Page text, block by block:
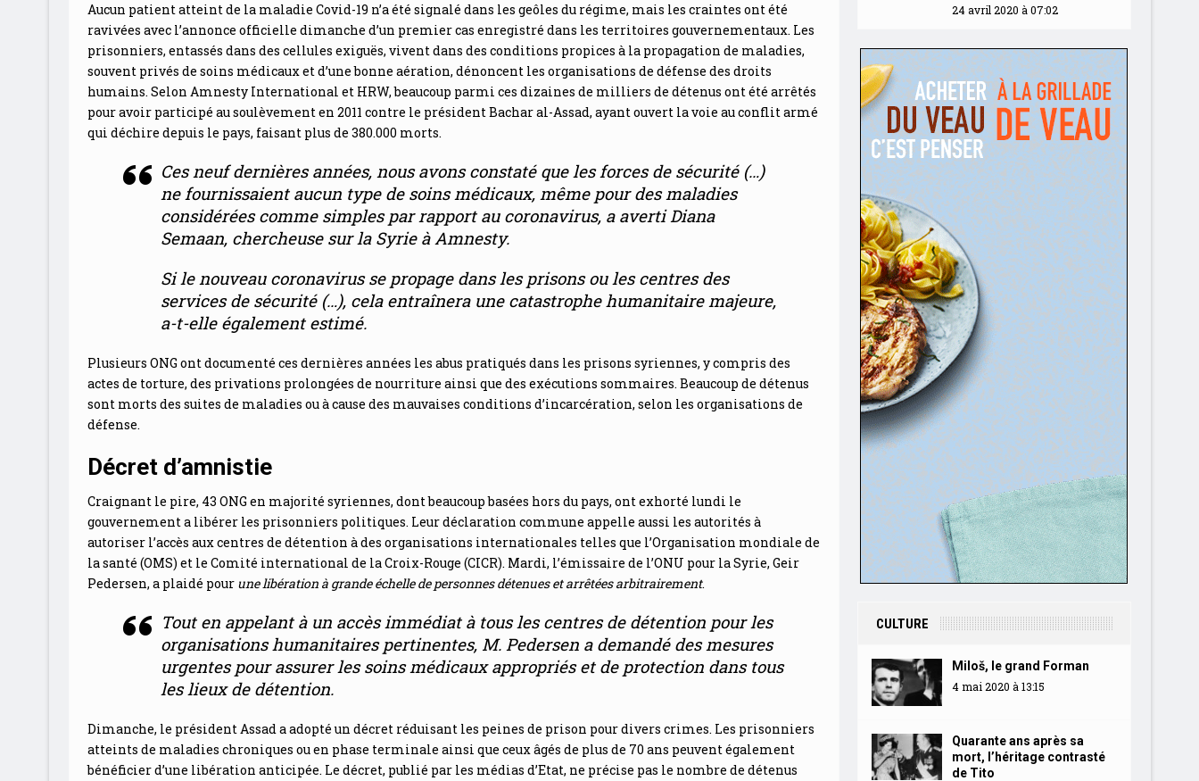
Aucun patient atteint de la maladie Covid-19 n’a été signalé dans les geôles du régime, mais les craintes ont été
ravivées avec l’annonce officielle dimanche d’un premier cas enregistré dans les territoires gouvernementaux. Les
prisonniers, entassés dans des cellules exiguës, vivent dans des conditions propices à la propagation de maladies,
souvent privés de soins médicaux et d’une bonne aération, dénoncent les organisations de défense des droits
humains. Selon Amnesty International et HRW, beaucoup parmi ces dizaines de milliers de détenus ont été arrêtés
pour avoir participé au soulèvement en 2011 contre le président Bachar al-Assad, ayant ouvert la voie au conflit armé
qui déchire depuis le pays, faisant plus de 380.000 morts.
Ces neuf dernières années, nous avons constaté que les forces de sécurité (…)
ne fournissaient aucun type de soins médicaux, même pour des maladies
considérées comme simples par rapport au coronavirus, a averti Diana
Semaan, chercheuse sur la Syrie à Amnesty.
Si le nouveau coronavirus se propage dans les prisons ou les centres des
services de sécurité (…), cela entraînera une catastrophe humanitaire majeure,
a-t-elle également estimé.
Plusieurs ONG ont documenté ces dernières années les abus pratiqués dans les prisons syriennes, y compris des
actes de torture, des privations prolongées de nourriture ainsi que des exécutions sommaires. Beaucoup de détenus
sont morts des suites de maladies ou à cause des mauvaises conditions d’incarcération, selon les organisations de
défense.
Décret d’amnistie
Craignant le pire, 43 ONG en majorité syriennes, dont beaucoup basées hors du pays, ont exhorté lundi le
gouvernement a libérer les prisonniers politiques. Leur déclaration commune appelle aussi les autorités à
autoriser l’accès aux centres de détention à des organisations internationales telles que l’Organisation mondiale de
la santé (OMS) et le Comité international de la Croix-Rouge (CICR). Mardi, l’émissaire de l’ONU pour la Syrie, Geir
Pedersen, a plaidé pour une libération à grande échelle de personnes détenues et arrêtées arbitrairement.
Tout en appelant à un accès immédiat à tous les centres de détention pour les
organisations humanitaires pertinentes, M. Pedersen a demandé des mesures
urgentes pour assurer les soins médicaux appropriés et de protection dans tous
les lieux de détention.
Dimanche, le président Assad a adopté un décret réduisant les peines de prison pour divers crimes. Les prisonniers
atteints de maladies chroniques ou en phase terminale ainsi que ceux âgés de plus de 70 ans peuvent également
bénéficier d’une libération anticipée. Le décret, publié par les médias d’Etat, ne précise pas le nombre de détenus
24 avril 2020 à 07:02
CULTURE
Miloš, le grand Forman
4 mai 2020 à 13:15
Quarante ans après sa
mort, l’héritage contrasté
de Tito